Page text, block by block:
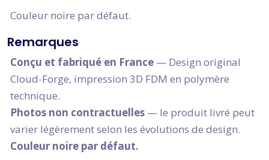
Couleur noire par défaut.
Remarques
Conçu et fabriqué en France — Design original
Cloud-Forge, impression 3D FDM en polymère
technique.
Photos non contractuelles — le produit livré peut
varier légèrement selon les évolutions de design.
Couleur noire par défaut.